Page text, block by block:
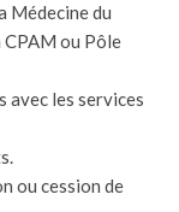
Médecine du
CPAM ou Pôle
les services
ou cession de